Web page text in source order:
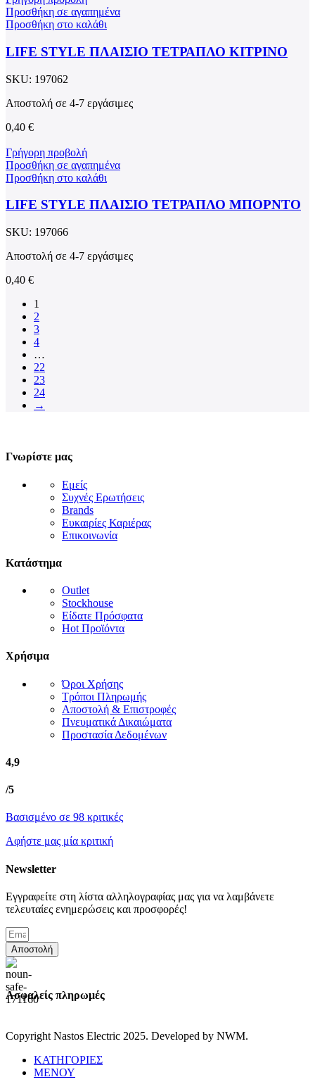
Προσθήκη σε αγαπημένα
Προσθήκη στο καλάθι
LIFE STYLE ΠΛΑΙΣΙΟ ΤΕΤΡΑΠΛΟ ΚΙΤΡΙΝΟ
SKU: 197062
Αποστολή σε 4-7 εργάσιμες
0,40 €
Γρήγορη προβολή
Προσθήκη σε αγαπημένα
Προσθήκη στο καλάθι
LIFE STYLE ΠΛΑΙΣΙΟ ΤΕΤΡΑΠΛΟ ΜΠΟΡΝΤΟ
SKU: 197066
Αποστολή σε 4-7 εργάσιμες
0,40 €
1
2
3
4
…
22
23
24
→
Γνωρίστε μας
Εμείς
Συχνές Ερωτήσεις
Brands
Ευκαιρίες Καριέρας
Επικοινωνία
Κατάστημα
Outlet
Stockhouse
Είδατε Πρόσφατα
Hot Προϊόντα
Χρήσιμα
Όροι Χρήσης
Τρόποι Πληρωμής
Αποστολή & Επιστροφές
Πνευματικά Δικαιώματα
Προστασία Δεδομένων
4,9
/5
Βασισμένο σε 98 κριτικές
Αφήστε μας μία κριτική
Newsletter
Εγγραφείτε στη λίστα αλληλογραφίας μας για να λαμβάνετε
τελευταίες ενημερώσεις και προσφορές!
Αποστολή
Ασφαλείς πληρωμές
Copyright Nastos Electric 2025. Developed by NWM.
ΚΑΤΗΓΟΡΙΕΣ
ΜΕΝΟΥ